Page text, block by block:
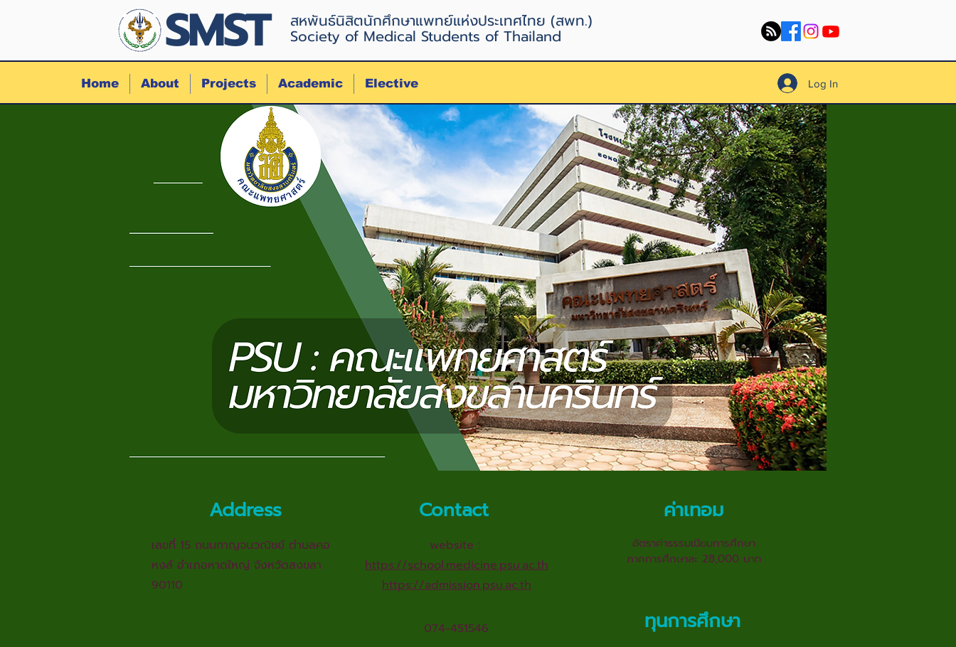
SMST สหพันธ์นิสิตนักศึกษาแพทย์แห่งประเทศไทย (สพท.)
Society of Medical Students of Thailand
Home About Projects Academic Elective Log In
Address
เลขที่ 15 ถนนกาญจนวณิชย์ ตำบลคอ
หงส์ อำเภอหาดใหญ่ จังหวัดสงขลา
90110
Contact
website :
https://school.medicine.psu.ac.th
https://admission.psu.ac.th
074-451546
ค่าเทอม
อัตราค่าธรรมเนียมการศึกษา
ภาคการศึกษาละ 28,000 บาท
ทุนการศึกษา